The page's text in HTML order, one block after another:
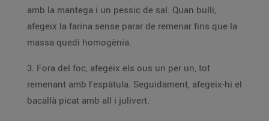
amb la mantega i un pessic de sal. Quan bulli,
afegeix la farina sense parar de remenar fins que la
massa quedi homogènia.
3. Fora del foc, afegeix els ous un per un, tot
remenant amb l'espàtula. Seguidament, afegeix-hi el
bacallà picat amb all i julivert.